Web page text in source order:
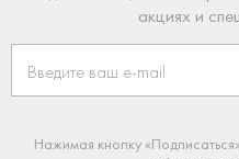
акциях и
Нажимая кнопку